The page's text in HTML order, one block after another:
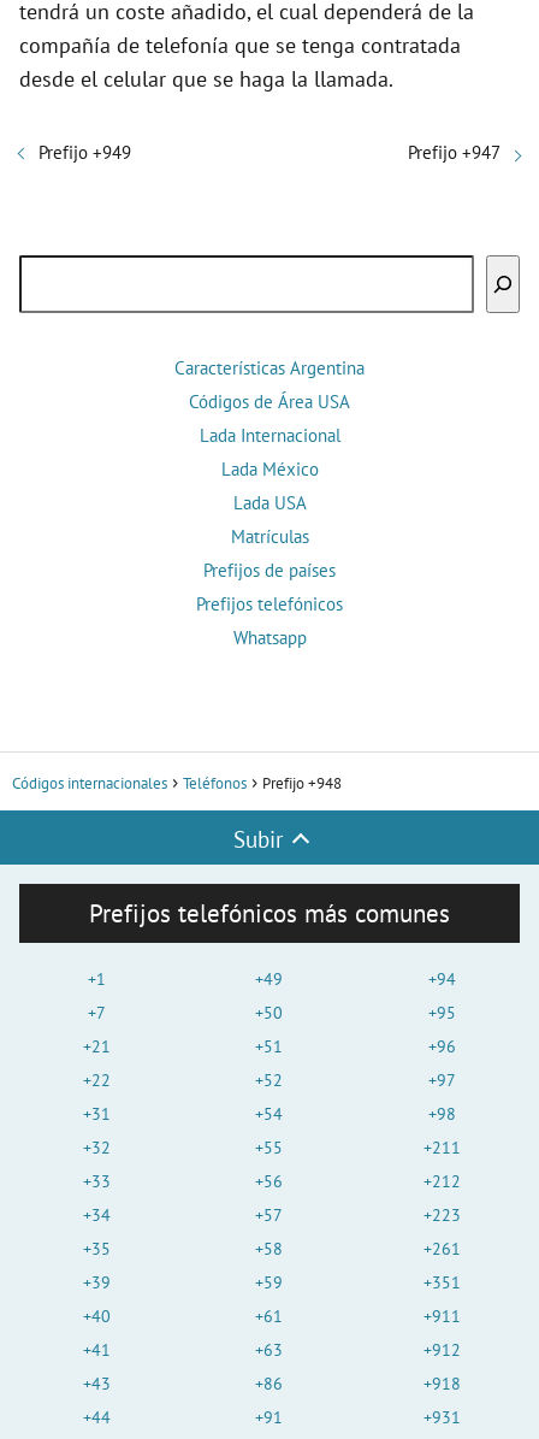
tendrá un coste añadido, el cual dependerá de la
compañía de telefonía que se tenga contratada
desde el celular que se haga la llamada.
Prefijo +949 Prefijo +947
Características Argentina
Códigos de Área USA
Lada Internacional
Lada México
Lada USA
Matrículas
Prefijos de países
Prefijos telefónicos
Whatsapp
Códigos internacionales Teléfonos Prefijo +948
Subir
Prefijos telefónicos más comunes
+1
+7
+21
+22
+31
+32
+33
+34
+35
+39
+40
+41
+43
+44
+49
+50
+51
+52
+54
+55
+56
+57
+58
+59
+61
+63
+86
+91
+94
+95
+96
+97
+98
+211
+212
+223
+261
+351
+911
+912
+918
+931